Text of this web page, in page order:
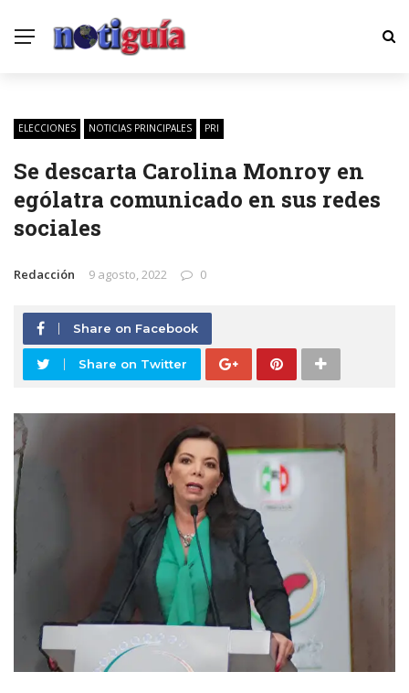
ELECCIONES NOTICIAS PRINCIPALES PRI
Se descarta Carolina Monroy en
ególatra comunicado en sus redes
sociales
Redacción 9 agosto, 2022 0
Share on Facebook
Share on Twitter